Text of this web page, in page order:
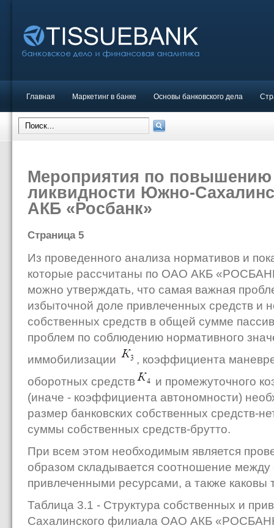
Главная Маркетинг в банке Основы банковского дела
Мероприятия по повышению
ликвидности Южно-
АКБ «Росбанк»
Страница 5
Из проведенного анализа нормативов и
которые рассчитаны по ОАО АКБ
можно утверждать, что самая важная
избыточной доле привлеченных средств и
собственных средств в общей сумме
проблем по соблюдению нормативного
иммобилизации
, коэффициента
оборотных средств
и промежуточного
(иначе - коэффициента автономности)
размер банковских собственных средств-
суммы собственных средств-брутто.
При всем этом необходимым является
образом складывается соотношение
привлеченными ресурсами, а также каковы
Таблица 3.1 - Структура собственных и
Сахалинского филиала ОАО АКБ